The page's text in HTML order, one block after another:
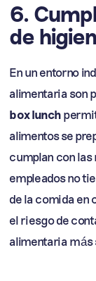
6.
de
En un entorno
alimentaria son
box lunch
alimentos se
cumplan con las
empleados no
de la comida en
el riesgo de
alimentaria más